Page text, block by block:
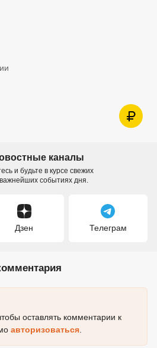
каналы
и будьте в курсе свежих
событиях дня.
Дзен Телеграм
оставлять комментарии к
авторизоваться